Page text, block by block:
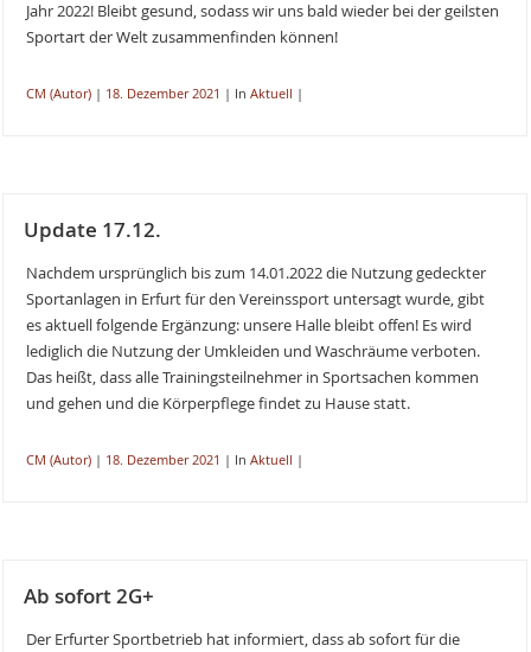
Jahr 2022! Bleibt gesund, sodass wir uns bald wieder bei der geilsten
Sportart der Welt zusammenfinden können!
CM (Autor)| 18. Dezember 2021 | In Aktuell |
Update 17.12.
Nachdem ursprünglich bis zum 14.01.2022 die Nutzung gedeckter
Sportanlagen in Erfurt für den Vereinssport untersagt wurde, gibt
es aktuell folgende Ergänzung: unsere Halle bleibt offen! Es wird
lediglich die Nutzung der Umkleiden und Waschräume verboten.
Das heißt, dass alle Trainingsteilnehmer in Sportsachen kommen
und gehen und die Körperpflege findet zu Hause statt.
CM (Autor)| 18. Dezember 2021 | In Aktuell |
Ab sofort 2G+
Der Erfurter Sportbetrieb hat informiert, dass ab sofort für die